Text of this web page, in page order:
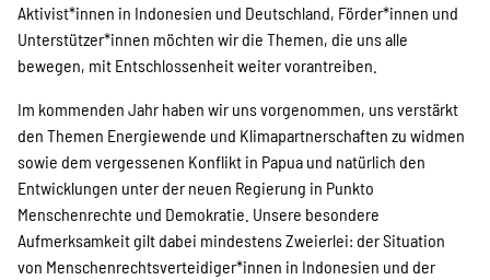
Aktivist*innen in Indonesien und Deutschland, Förder*innen und
Unterstützer*innen möchten wir die Themen, die uns alle
bewegen, mit Entschlossenheit weiter vorantreiben.
Im kommenden Jahr haben wir uns vorgenommen, uns verstärkt
den Themen Energiewende und Klimapartnerschaften zu widmen
sowie dem vergessenen Konflikt in Papua und natürlich den
Entwicklungen unter der neuen Regierung in Punkto
Menschenrechte und Demokratie. Unsere besondere
Aufmerksamkeit gilt dabei mindestens Zweierlei: der Situation
von Menschenrechtsverteidiger*innen in Indonesien und der